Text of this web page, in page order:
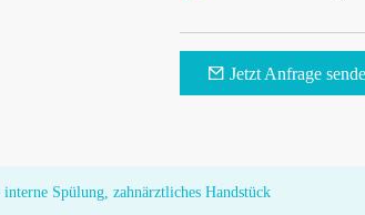
Jetzt Anfrage
Spülung, zahnärztliches Handstück